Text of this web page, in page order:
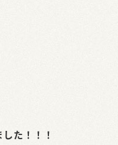
た！！！